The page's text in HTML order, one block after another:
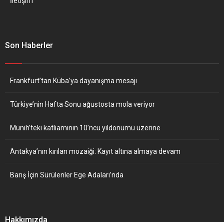
Son Haberler
Frankfurt’tan Küba’ya dayanışma mesajı
Türkiye’nin Hafta Sonu ağustosta mola veriyor
Münih’teki katliamının 10’ncu yıldönümü üzerine
Antakya’nın kırılan mozaiği: Kayıt altına almaya devam
Barış İçin Sürülenler Ege Adaları’nda
Hakkımızda